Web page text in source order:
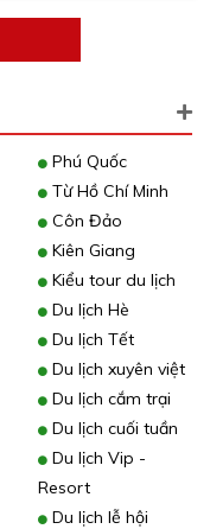
Phú Quốc
Từ Hồ Chí Minh
Côn Đảo
Kiên Giang
Kiểu tour du lịch
Du lịch Hè
Du lịch Tết
Du lịch xuyên việt
Du lịch cắm trại
Du lịch cuối tuần
Du lịch Vip -
Resort
Du lịch lễ hội